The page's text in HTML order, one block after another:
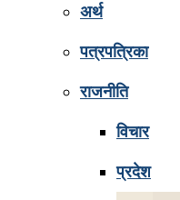
अर्थ
पत्रपत्रिका
राजनीति
विचार
प्रदेश